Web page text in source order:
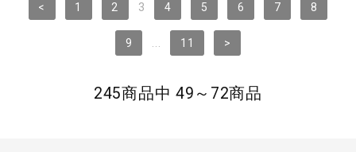
< 1 2 3 4 5 6 7 8
9 11 >
245商品中 49～72商品